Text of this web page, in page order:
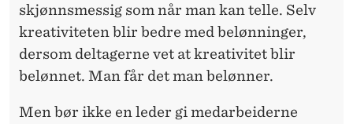
skjønnsmessig som når man kan telle. Selv
kreativiteten blir bedre med belønninger,
dersom deltagerne vet at kreativitet blir
belønnet. Man får det man belønner.
Men bør ikke en leder gi medarbeiderne